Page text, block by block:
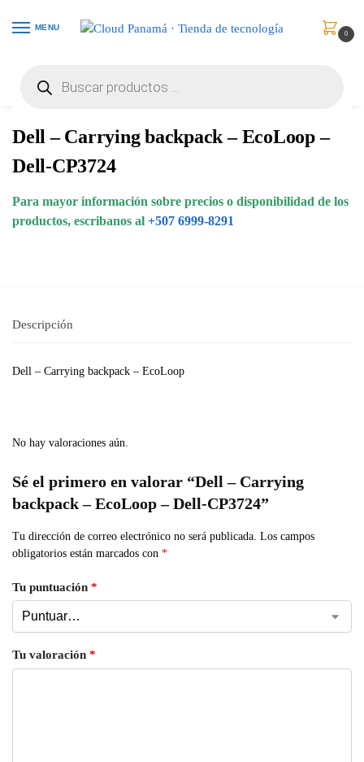
MENU
0
Dell – Carrying backpack – EcoLoop –
Dell-CP3724
Para mayor información sobre precios o disponibilidad de los
productos, escribanos al +507 6999-8291
Descripción
Dell – Carrying backpack – EcoLoop
No hay valoraciones aún.
Sé el primero en valorar “Dell – Carrying
backpack – EcoLoop – Dell-CP3724”
Tu dirección de correo electrónico no será publicada. Los campos
obligatorios están marcados con *
Tu puntuación *
Tu valoración *